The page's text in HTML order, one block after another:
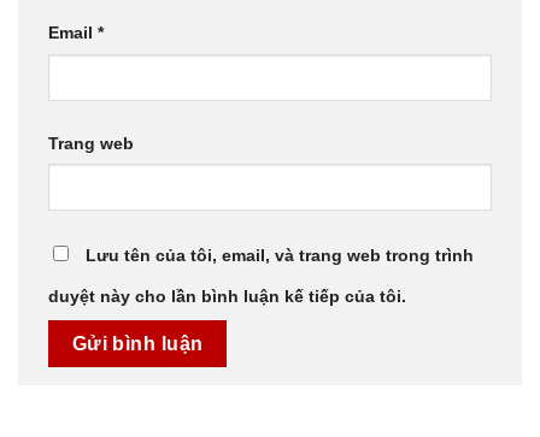
Email *
Trang web
Lưu tên của tôi, email, và trang web trong trình
duyệt này cho lần bình luận kế tiếp của tôi.